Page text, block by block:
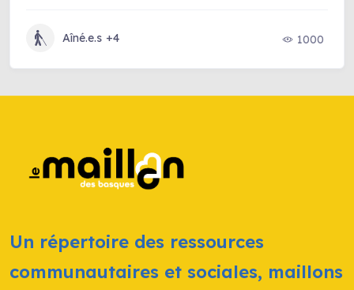
Aîné.e.s +4 1000
Un répertoire des ressources
communautaires et sociales, maillons